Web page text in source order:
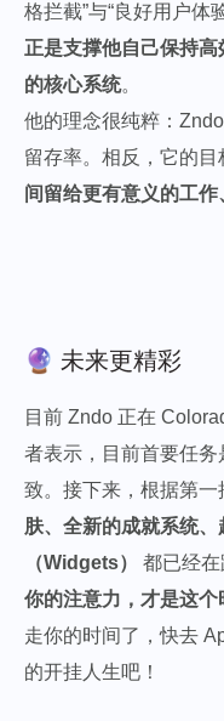
格拦截”与“良好用户体
正是支撑他自己保持
的核心系统。
他的理念很纯粹：
留存率。相反，它的目
间留给更有意义的工
🔮 未来更精彩
目前 Zndo 正在
者表示，目前首要任
致。接下来，根据第
肤、全新的成就系统
（Widgets）
都已经在
你的注意力，才是这个
走你的时间了，快去
的开挂人生吧！